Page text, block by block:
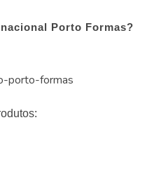
Porto Formas?